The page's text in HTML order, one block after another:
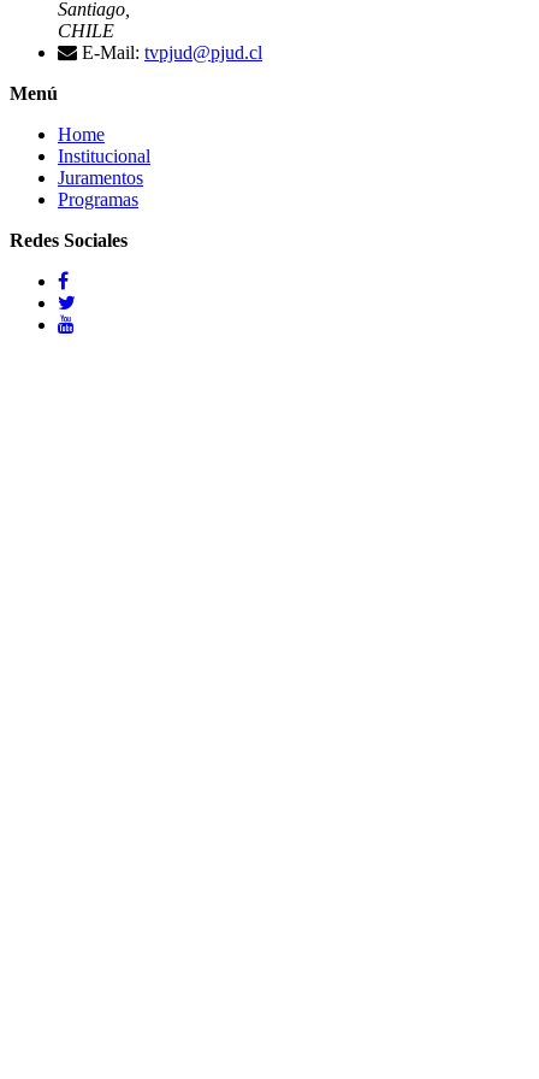
Santiago,
CHILE
E-Mail: tvpjud@pjud.cl
Menú
Home
Institucional
Juramentos
Programas
Redes Sociales